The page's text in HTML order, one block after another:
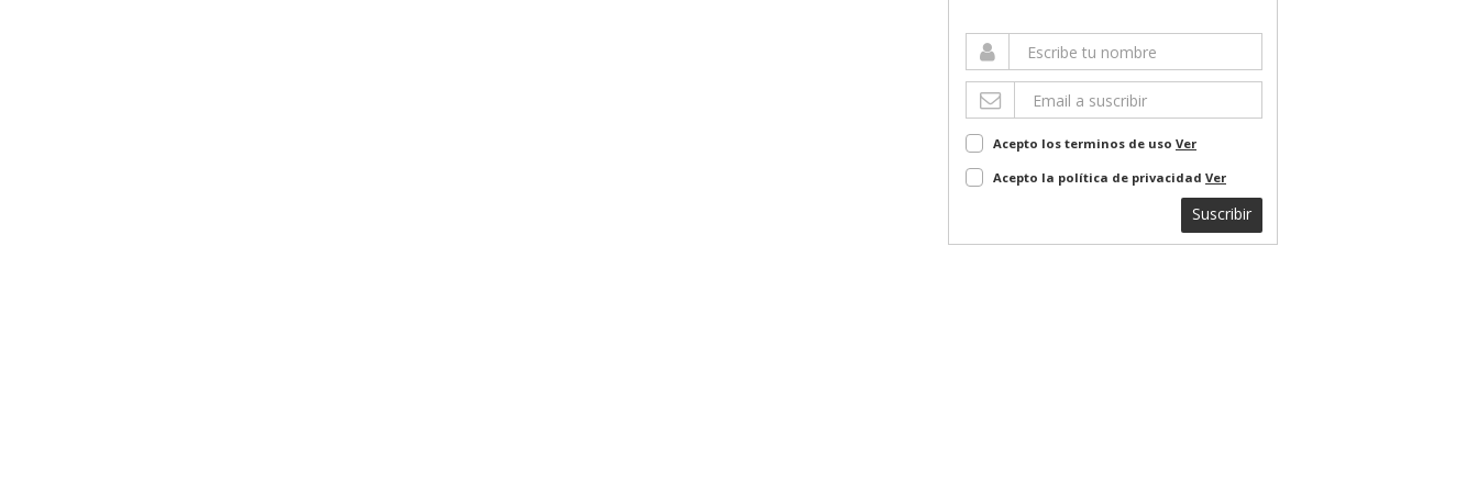
Acepto los terminos de uso Ver
Acepto la política de privacidad Ver
Suscribir